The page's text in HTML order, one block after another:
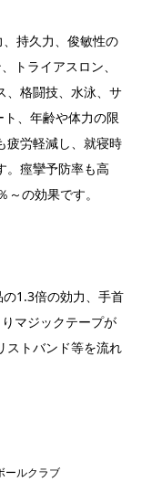
、持久力、俊敏性の
トライアスロン、
、格闘技、水泳、サ
、年齢や体力の限
疲労軽減し、就寝時
。痙攣予防率も高
の効果です。
1.3倍の効力、手首
マジックテープが
ストバンド等を流れ
ールクラブ